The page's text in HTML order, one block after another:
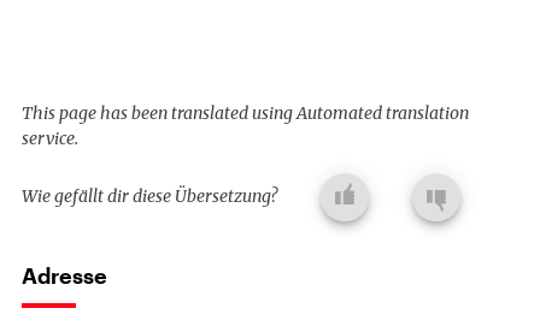
This page has been translated using Automated translation
service.
Wie gefällt dir diese Übersetzung?
Adresse